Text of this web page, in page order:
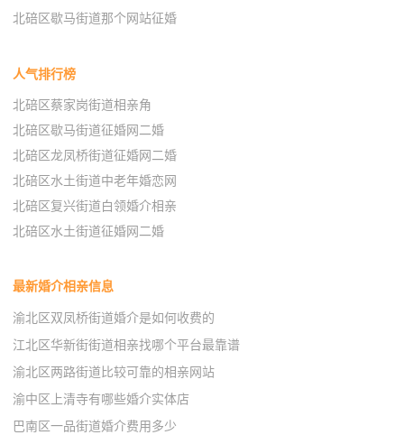
北碚区歇马街道那个网站征婚
人气排行榜
北碚区蔡家岗街道相亲角
北碚区歇马街道征婚网二婚
北碚区龙凤桥街道征婚网二婚
北碚区水土街道中老年婚恋网
北碚区复兴街道白领婚介相亲
北碚区水土街道征婚网二婚
最新婚介相亲信息
渝北区双凤桥街道婚介是如何收费的
江北区华新街街道相亲找哪个平台最靠谱
渝北区两路街道比较可靠的相亲网站
渝中区上清寺有哪些婚介实体店
巴南区一品街道婚介费用多少